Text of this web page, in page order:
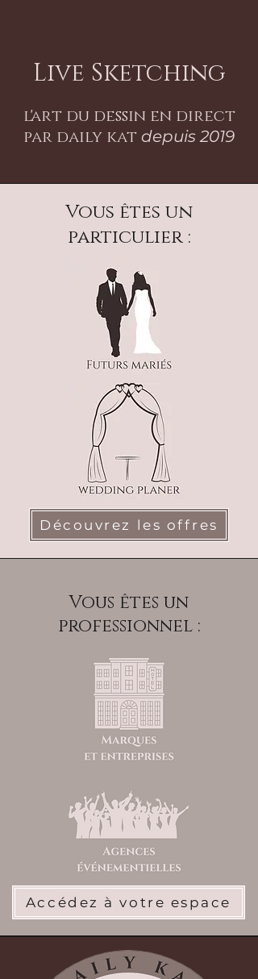
Live Sketching
l'art du dessin en direct
par daily kat depuis 2019
Vous êtes un
particulier :
Découvrez les offres
Vous êtes un
professionnel :
Accédez à votre espace